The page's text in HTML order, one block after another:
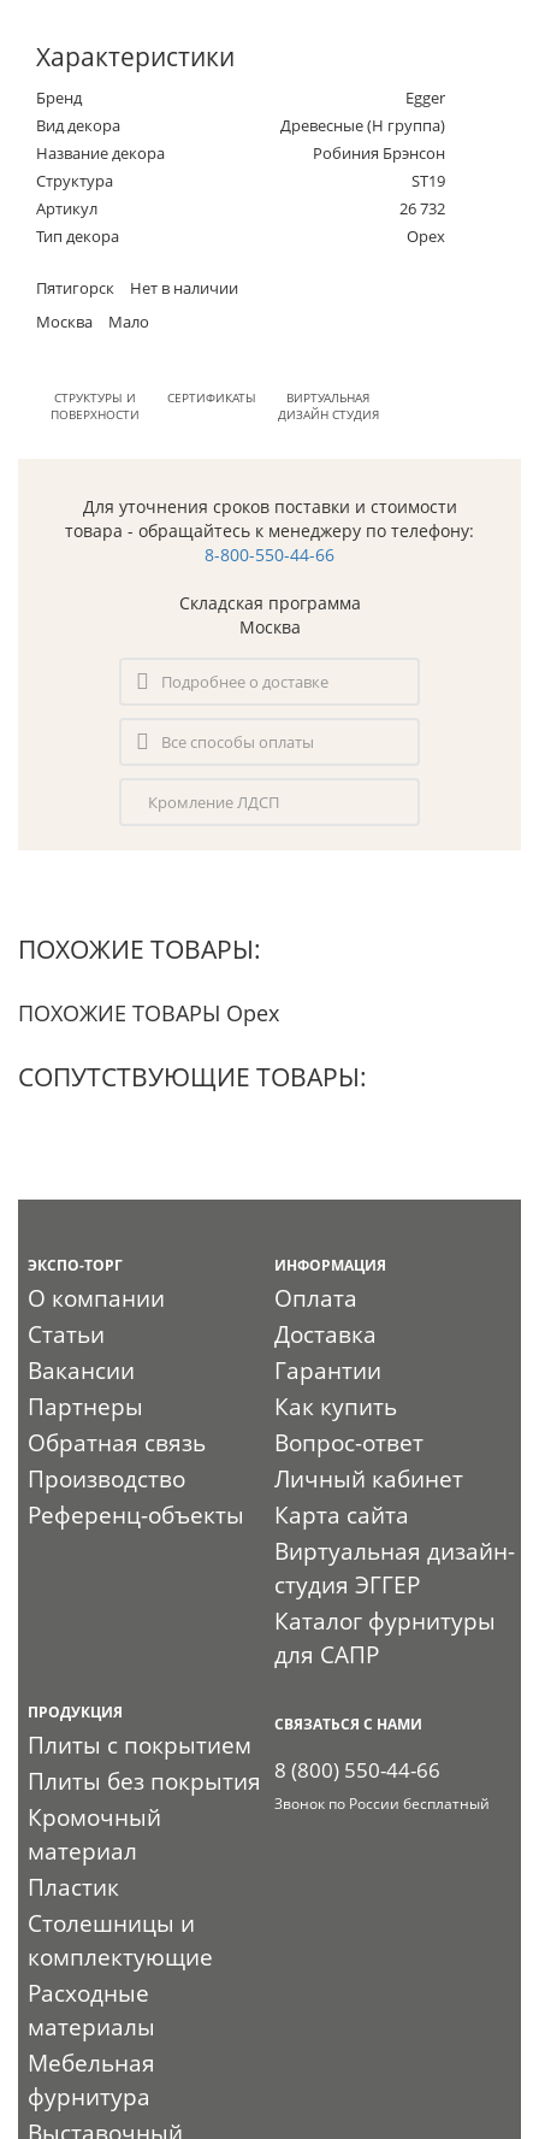
Характеристики
Бренд
Egger
Вид декора
Древесные (Н группа)
Название декора
Робиния Брэнсон
Структура
ST19
Артикул
26 732
Тип декора
Орех
Пятигорск
Нет в наличии
Москва
Мало
СТРУКТУРЫ И
ПОВЕРХНОСТИ
СЕРТИФИКАТЫ
ВИРТУАЛЬНАЯ
ДИЗАЙН СТУДИЯ
Для уточнения сроков поставки и стоимости
товара - обращайтесь к менеджеру по телефону:
8-800-550-44-66
Складская программа
Москва
Подробнее о доставке
Все способы оплаты
Кромление ЛДСП
ПОХОЖИЕ ТОВАРЫ:
ПОХОЖИЕ ТОВАРЫ Орех
СОПУТСТВУЮЩИЕ ТОВАРЫ:
ЭКСПО-ТОРГ
О компании
Статьи
Вакансии
Партнеры
Обратная связь
Производство
Референц-объекты
ИНФОРМАЦИЯ
Оплата
Доставка
Гарантии
Как купить
Вопрос-ответ
Личный кабинет
Карта сайта
Виртуальная дизайн-
студия ЭГГЕР
Каталог фурнитуры
для САПР
ПРОДУКЦИЯ
Плиты с покрытием
Плиты без покрытия
Кромочный
материал
Пластик
Столешницы и
комплектующие
Расходные
материалы
Мебельная
фурнитура
Выставочный
СВЯЗАТЬСЯ С НАМИ
8 (800) 550-44-66
Звонок по России бесплатный